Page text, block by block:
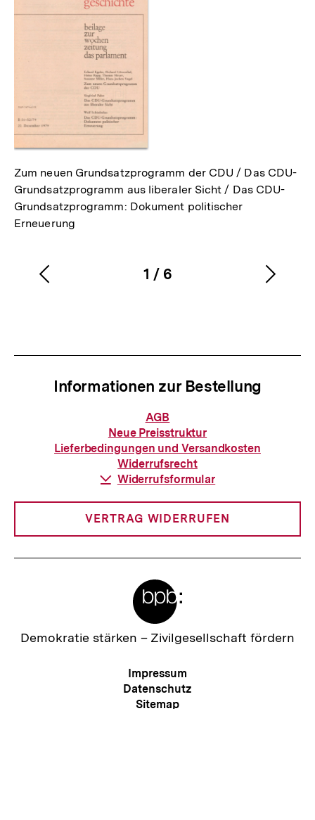
Zum neuen Grundsatzprogramm der CDU / Das CDU-
Grundsatzprogramm aus liberaler Sicht / Das CDU-
Grundsatzprogramm: Dokument politischer
Erneuerung
Karussellinhalt
1
von
/ 6
Vorherigen
Informationen zur Bestellung
Informationen
zur
Bestellung
AGB
Neue Preisstruktur
Lieferbedingungen und Versandkosten
Widerrufsrecht
Download-
Widerrufsformular
VERTRAG WIDERRUFEN
Zur
Demokratie stärken – Zivilgesellschaft fördern
Meta-
Navigation
Impressum
Datenschutz
Sitemap